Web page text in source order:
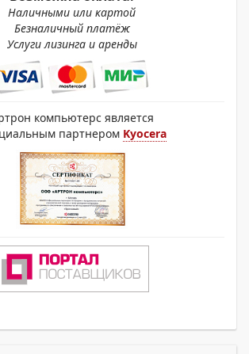
Наличными или картой
Безналичный платёж
Услуги лизинга и аренды
компьютерс является
партнером Kyocera